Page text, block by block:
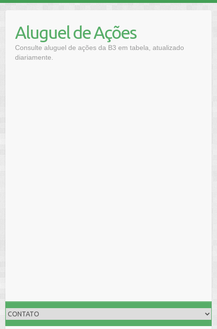
contentAluguel de Ações
Consulte aluguel de ações da B3 em tabela, atualizado
diariamente.